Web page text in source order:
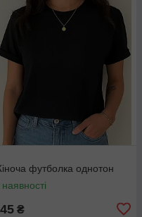
футболка однотон
₴